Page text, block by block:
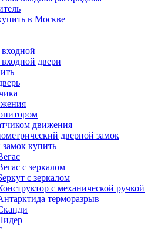
в Москве
входной
двери
движения
дверной замок
купить
с зеркалом
с зеркалом
с механической ручкой
терморазрыв